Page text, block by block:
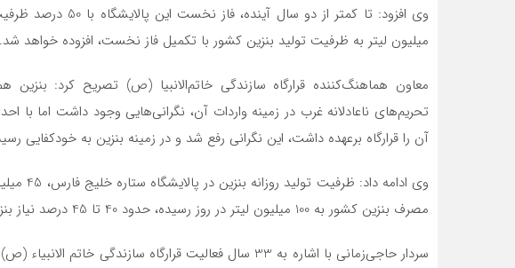
میلیون لیتر به ظرفیت تولید بنزین کشور با تکمیل فاز نخست، افزوده خواهد شد.
معاون هماهنگ‌کننده قرارگاه سازندگی خاتم‌الانبیا (ص) تصریح کرد:
تحریم‌های ناعادلانه غرب در زمینه واردات آن، نگرانی‌هایی وجود داشت اما با
آن را قرارگاه برعهده داشت، این نگرانی رفع شد و در زمینه بنزین به خودکفایی
وی
مصرف بنزین کشور به 100 میلیون لیتر در روز رسیده، حدود 40 تا 45 درصد نیاز بنزین کشور از این پالایشگاه تأمین می‌شود.
سردار حاجی‌زمانی با اشاره به 33 سال فعالیت قرارگاه سازندگی